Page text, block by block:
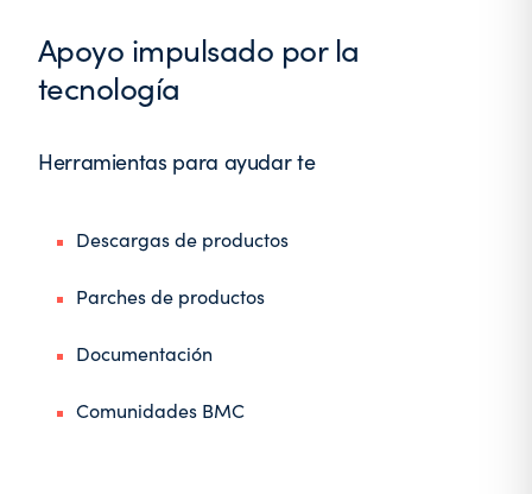
Apoyo impulsado por la
tecnología
Herramientas para ayudar te
Descargas de productos
Parches de productos
Documentación
Comunidades BMC